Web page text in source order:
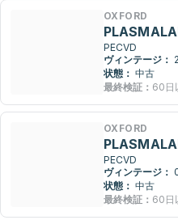
OXFORD
PECVD
ヴィンテージ：
状態： 中古
最終検証： 60日
OXFORD
PECVD
ヴィンテージ：
状態： 中古
最終検証： 60日